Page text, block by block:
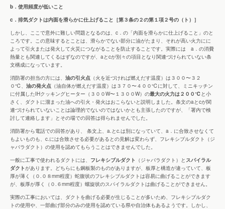
b．使用頻度が低いこと
c．排気ダクトは内面を滑らかに仕上げること［第３条の２の第１項２号の（ト）］
しかし、ここで意外に難しい問題となるのは、c．の「内面を滑らかに仕上げること」のと
ころです。この意味するとことは、滑らかでない部分に油がたまり、それが高い火力にに
よって引火または発火して火災につながることを防止することです。実際には a．の消費
熱量とも関連してくるはずなのですが、aとcが別々の項目となり関連づけられていない条
文構成になっています。
消防署の担当の方には、 油の引火点 （火を近づければ燃えだす温度）は３００〜３２
０℃、 油の発火点 （油自体が燃えだす温度）は３７０〜４００℃に対して、ミニキッチン
に付属したIHクッキングヒーター（３００W〜１３００W）の最大の火力は２００℃と小
さく、ダクトに溜まった油への引火・発火はおこらないと説明しました。条文のaとcが関
連づけられていないことは論理的でないのではないかとも主張したのですが、「署内で検
討して連絡します」とその場での回答は得られませんでした。
消防署から電話での回答があり、 条文上、a.とc.は別になっていて、a．に合致させなくて
もよいものも、c.には合致させる必要があるとの見解は変わらず、フレキシブルダクト（ジ
ャバラダクト）の使用を認めてもらうことはできませんでした。
一般に工事で使われるダクトには、 フレキシブルダクト （ジャバラダクト）と スパイラル
ダクトがあります。どちらにも鋼板製のものがありますが、板厚と構造が違っていて、板
厚が薄く（０.０８mm程度）​蛇腹状の​フレキシブルダクトは容易に曲げることができます
が、板厚が厚く（０.６mm程度）螺旋状のスパイラルダクトは曲げることができません。
実際の工事においては、ダクトを曲げる必要が生じることが多いため、フレキシブルダク
トの使用や、一部曲げ部分のみの使用を​認めている県や自治体もあるようです。しかし、